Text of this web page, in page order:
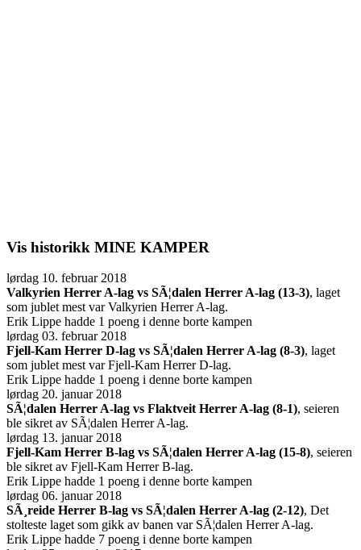
Vis historikk MINE KAMPER
lørdag 10. februar 2018
Valkyrien Herrer A-lag vs SÃ¦dalen Herrer A-lag (13-3), laget
som jublet mest var Valkyrien Herrer A-lag.
Erik Lippe hadde 1 poeng i denne borte kampen
lørdag 03. februar 2018
Fjell-Kam Herrer D-lag vs SÃ¦dalen Herrer A-lag (8-3), laget
som jublet mest var Fjell-Kam Herrer D-lag.
Erik Lippe hadde 1 poeng i denne borte kampen
lørdag 20. januar 2018
SÃ¦dalen Herrer A-lag vs Flaktveit Herrer A-lag (8-1), seieren
ble sikret av SÃ¦dalen Herrer A-lag.
lørdag 13. januar 2018
Fjell-Kam Herrer B-lag vs SÃ¦dalen Herrer A-lag (15-8), seieren
ble sikret av Fjell-Kam Herrer B-lag.
Erik Lippe hadde 1 poeng i denne borte kampen
lørdag 06. januar 2018
SÃ¸reide Herrer B-lag vs SÃ¦dalen Herrer A-lag (2-12), Det
stolteste laget som gikk av banen var SÃ¦dalen Herrer A-lag.
Erik Lippe hadde 7 poeng i denne borte kampen